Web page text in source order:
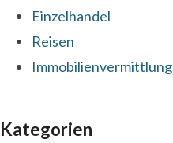
Einzelhandel
Reisen
Immobilienvermittlung
Kategorien